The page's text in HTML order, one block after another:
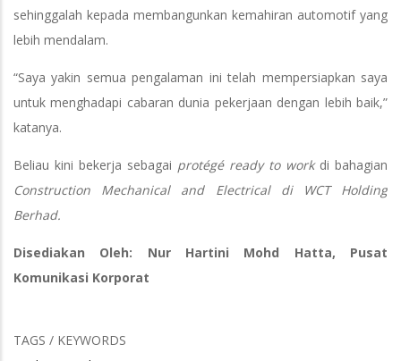
sehinggalah kepada membangunkan kemahiran automotif yang
lebih mendalam.
“Saya yakin semua pengalaman ini telah mempersiapkan saya
untuk menghadapi cabaran dunia pekerjaan dengan lebih baik,”
katanya.
Beliau kini bekerja sebagai protégé ready to workdi bahagian
Construction Mechanical and Electrical di WCT Holding
Berhad.
Disediakan Oleh: Nur Hartini Mohd Hatta, Pusat
Komunikasi Korporat
TAGS / KEYWORDS